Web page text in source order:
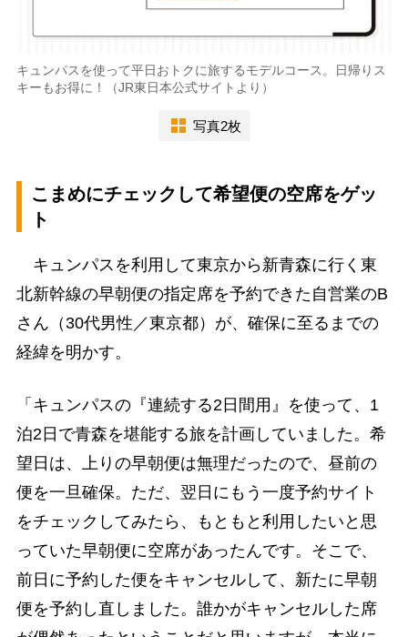
キュンパスを使って平日おトクに旅するモデルコース。日帰りス
キーもお得に！（JR東日本公式サイトより）
写真2枚
こまめにチェックして希望便の空席をゲッ
ト
キュンパスを利用して東京から新青森に行く東
北新幹線の早朝便の指定席を予約できた自営業のB
さん（30代男性／東京都）が、確保に至るまでの
経緯を明かす。
「キュンパスの『連続する2日間用』を使って、1
泊2日で青森を堪能する旅を計画していました。希
望日は、上りの早朝便は無理だったので、昼前の
便を一旦確保。ただ、翌日にもう一度予約サイト
をチェックしてみたら、もともと利用したいと思
っていた早朝便に空席があったんです。そこで、
前日に予約した便をキャンセルして、新たに早朝
便を予約し直しました。誰かがキャンセルした席